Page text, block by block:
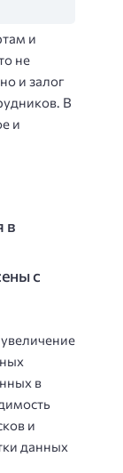
и
не
и залог
В
и
в
с
в
и
данных